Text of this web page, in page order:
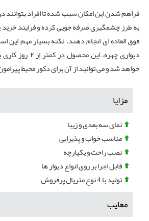
فراهم شدن این امکان سبب شده تا افراد بتوانند
به طرز چشمگیری صرفه‌ جویی کرده و فرایند خرید
فوق العاده ای انجام دهند. نکته بسیار مهم
دیواری چهره،
خواهد شد و می توانید از آن برای دکور محیط
مزایا
نمای سه بعدی و زیبا
مناسب خواب و پذیرایی
نصب راحت و یکپارچه
قابل اجرا بر روی انواع دیوار ها
تولید با 4 نوع متریال پرفروش
معایب